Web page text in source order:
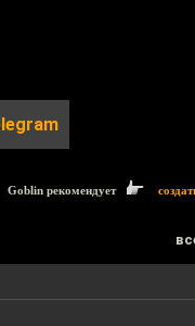
Goblin рекомендует